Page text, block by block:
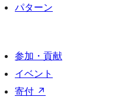
パターン
参加・貢献
イベント
寄付 ↗